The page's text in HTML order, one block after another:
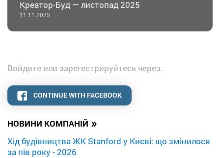
НОВИНИ КОМПАНІЙ »
Хід будівництва ЖК Stanford у Києві: що змінилося
за пів року - 2026
Креатор-Буд — листопад 2025
11.11.2025
Войдите или зарегестрируйтесь через:
CONTINUE WITH FACEBOOK